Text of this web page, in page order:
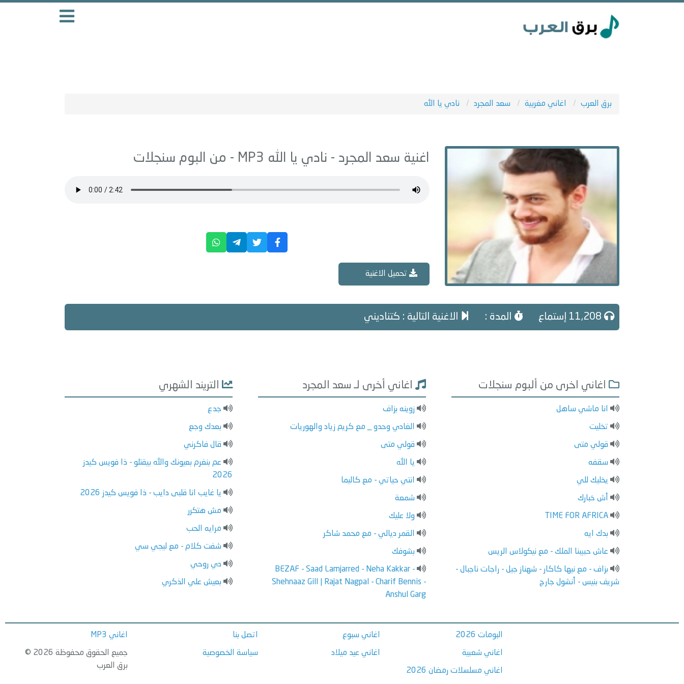
برق العرب اغاني مغربية سعد المجرد نادي يا الله
اغنية سعد المجرد - نادي يا الله سنجلات
تحميل الاغنية
المدة : الاغنية التالية : كتناديني
اغاني اخرى من ألبوم سنجلات
انا ماشي ساهل
تخليت
قولي متى
سقفه
يخليك للي
أش خبارك
TIME FOR AFRICA
بدك ايه
عاش حبيبنا الملك - مع نيكولاس الريس
بزاف - مع نيها كاكار - شهناز جيل - راجات ناجبال -
شريف بنيس - أنشول جارج
اغاني أخرى لـ سعد المجرد
زوينه بزاف
الغادي وحدو _ مع كريم زياد والهوريات
قولي متى
يا الله
انتي حياتي - مع كاليما
شمعة
ولا عليك
القمر ديالي - مع محمد شاكر
بشوفك
BEZAF - Saad Lamjarred - Neha Kakkar -
Shehnaaz Gill | Rajat Nagpal - Charif Bennis -
Anshul Garg
التريند الشهري
جدع
بعدك وجع
قال فاكرني
عم بنغرم بعيونك والله بيقتلو - ذا فويس كيدز
2026
يا غايب انا قلبى دايب - ذا فويس كيدز 2026
مش هتكرر
مرايه الحب
شفت كلام - مع ليجي سي
دي روحي
بعيش علي الذكري
البومات 2026
اغاني شعبية
اغاني مسلسلات رمضان 2026
اغاني سبوع
اغاني عيد ميلاد
اتصل بنا
سياسة الخصوصية
اغاني MP3
جميع الحقوق محفوظة 2026 ©
برق العرب